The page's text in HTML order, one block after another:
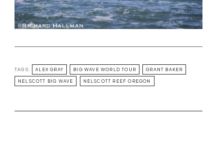
TAGS: ALEX GRAY BIG WAVE WORLD TOUR GRANT BAKER
NELSCOTT BIG WAVE NELSCOTT REEF OREGON